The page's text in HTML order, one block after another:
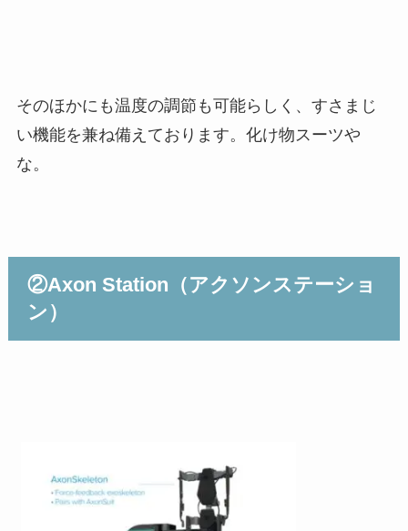
そのほかにも温度の調節も可能らしく、すさまじ
い機能を兼ね備えております。化け物スーツや
な。
②Axon Station（アクソンステーショ
ン）